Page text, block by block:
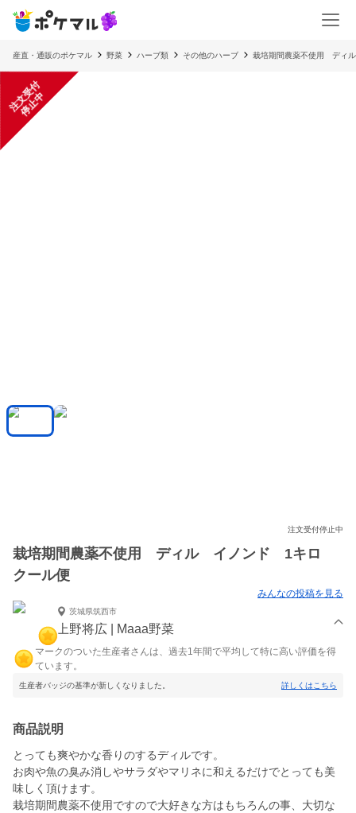
産直・通販のポケマル 野菜 ハーブ類 その他のハーブ 栽培期間農薬不使用 デ
注
文
受
付
停
止
中
注文受付停止中
栽培期間農薬不使用 ディル イノンド 1キロ
クール便
みんなの投稿を見る
茨城県筑西市
上野将広 | Maaa野菜
マークのついた生産者さんは、過去1年間で平均して特に高い評価を得
ています。
生産者バッジの基準が新しくなりました。 詳しくはこちら
商品説明
とっても爽やかな香りのするディルです。
お肉や魚の臭み消しやサラダやマリネに和えるだけでとっても美
味しく頂けます。
栽培期間農薬不使用ですので大好きな方はもちろんの事、大切な